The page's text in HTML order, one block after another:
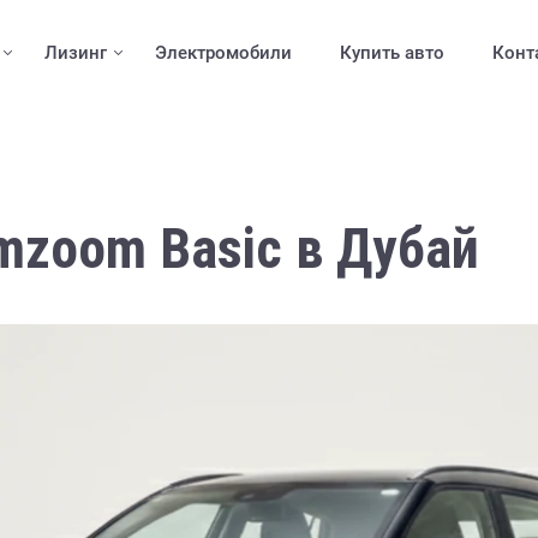
Лизинг Электромобили Купить авто
Basic в Дубай